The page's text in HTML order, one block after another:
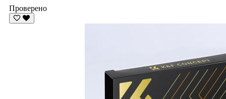
Проверено